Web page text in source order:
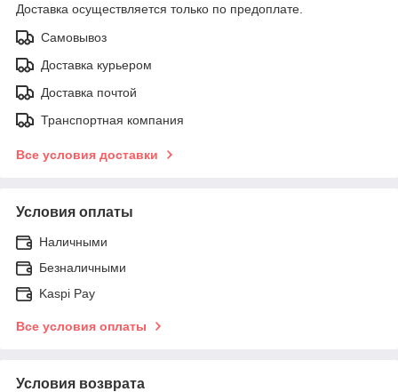
Доставка осуществляется только по предоплате.
Самовывоз
Доставка курьером
Доставка почтой
Транспортная компания
Все условия доставки
Условия оплаты
Наличными
Безналичными
Kaspi Pay
Все условия оплаты
Условия возврата